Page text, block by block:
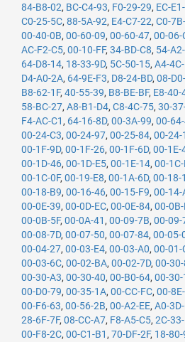
84-B8-02, BC-C4-93, F0-29-29, EC-
C0-25-5C, 88-5A-92, E4-C7-22, C0-
00-40-0B, 00-60-09, 00-60-47, 00-06-
AC-F2-C5, 00-10-FF, 34-BD-C8, 54-
64-D8-14, 18-33-9D, 5C-50-15, A4-
D4-A0-2A, 64-9E-F3, D8-24-BD, 08-
B8-62-1F, 40-55-39, B8-BE-BF, E8-40-
58-BC-27, A8-B1-D4, C8-4C-75, 30-
F4-AC-C1 , 64-16-8D, 00-3A-99, 00-
00-24-C3, 00-24-97, 00-25-84, 00-24-
00-1F-9D, 00-1F-26, 00-1F-6D, 00-1E-
00-1D-46, 00-1D-E5, 00-1E-14, 00-
00-1C-0F, 00-19-E8, 00-1A-6D, 00-18-
00-18-B9, 00-16-46, 00-15-F9, 00-14-
00-0E-39, 00-0D-EC, 00-0E-84, 00-0B-
00-0B-5F, 00-0A-41 , 00-09-7B, 00-09-
00-08-7D, 00-07-50, 00-07-84, 00-05-
00-04-27, 00-03-E4, 00-03-A0, 00-01-
00-03-6C, 00-02-BA, 00-02-7D, 00-
00-30-A3, 00-30-40, 00-B0-64, 00-30-
00-D0-79, 00-35-1A, 00-CC-FC, 00-
00-F6-63, 00-56-2B, 00-A2-EE, A0-
28-6F-7F, 08-CC-A7, F8-A5-C5, 2C-
00-F8-2C, 00-C1-B1 , 70-DF-2F, 18-80-